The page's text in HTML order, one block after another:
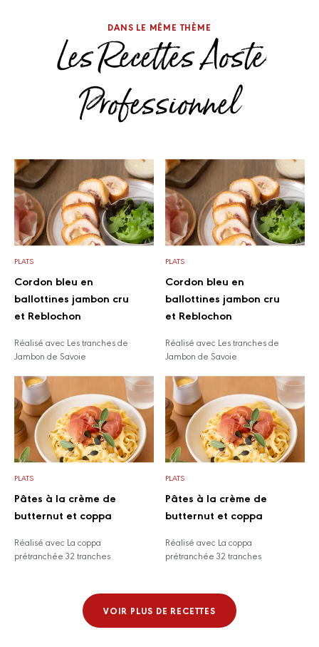
DANS LE MÊME THÈME
Les Recettes Aoste
Professionnel
PLATS
Cordon bleu en
ballottines jambon cru
et Reblochon
Réalisé avec Les tranches de
Jambon de Savoie
PLATS
Cordon bleu en
ballottines jambon cru
et Reblochon
Réalisé avec Les tranches de
Jambon de Savoie
PLATS
Pâtes à la crème de
butternut et coppa
Réalisé avec La coppa
prétranchée 32 tranches
PLATS
Pâtes à la crème de
butternut et coppa
Réalisé avec La coppa
prétranchée 32 tranches
VOIR PLUS DE RECETTES